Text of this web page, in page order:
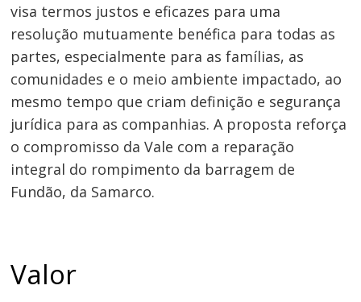
visa termos justos e eficazes para uma
resolução mutuamente benéfica para todas as
partes, especialmente para as famílias, as
comunidades e o meio ambiente impactado, ao
mesmo tempo que criam definição e segurança
jurídica para as companhias. A proposta reforça
o compromisso da Vale com a reparação
integral do rompimento da barragem de
Fundão, da Samarco.
Valor